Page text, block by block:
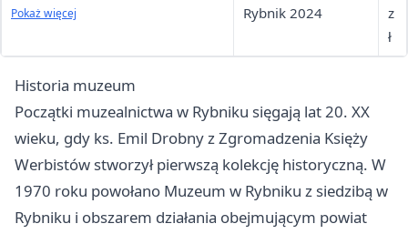
(1823-2023)
Pokaż więcej
Rybnik 2024
z
ł
Historia muzeum
Początki muzealnictwa w Rybniku sięgają lat 20. XX
wieku, gdy ks. Emil Drobny z Zgromadzenia Księży
Werbistów stworzył pierwszą kolekcję historyczną. W
1970 roku powołano Muzeum w Rybniku z siedzibą w
Rybniku i obszarem działania obejmującym powiat